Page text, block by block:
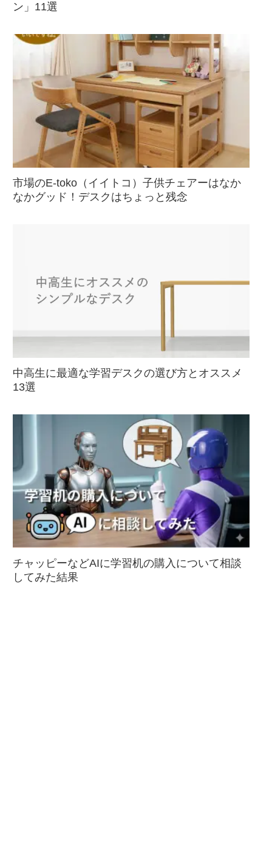
ン」11選
市場のE-toko（イイトコ）子供チェアーはなか
なかグッド！デスクはちょっと残念
中高生に最適な学習デスクの選び方とオススメ
13選
チャッピーなどAIに学習机の購入について相談
してみた結果